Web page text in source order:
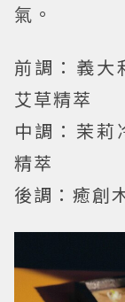
氣。
前調：義大
艾草精萃
中調：茉莉
精萃
後調：癒創